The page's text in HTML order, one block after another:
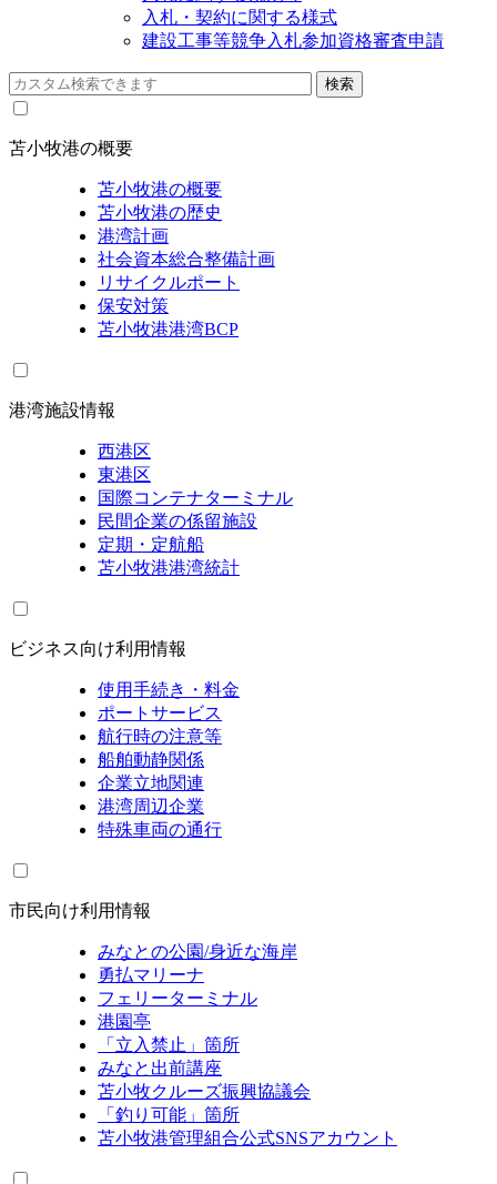
入札・契約に関する様式
建設工事等競争入札参加資格審査申請
苫小牧港の概要
苫小牧港の概要
苫小牧港の歴史
港湾計画
社会資本総合整備計画
リサイクルポート
保安対策
苫小牧港港湾BCP
港湾施設情報
西港区
東港区
国際コンテナターミナル
民間企業の係留施設
定期・定航船
苫小牧港港湾統計
ビジネス向け利用情報
使用手続き・料金
ポートサービス
航行時の注意等
船舶動静関係
企業立地関連
港湾周辺企業
特殊車両の通行
市民向け利用情報
みなとの公園/身近な海岸
勇払マリーナ
フェリーターミナル
港園亭
「立入禁止」箇所
みなと出前講座
苫小牧クルーズ振興協議会
「釣り可能」箇所
苫小牧港管理組合公式SNSアカウント